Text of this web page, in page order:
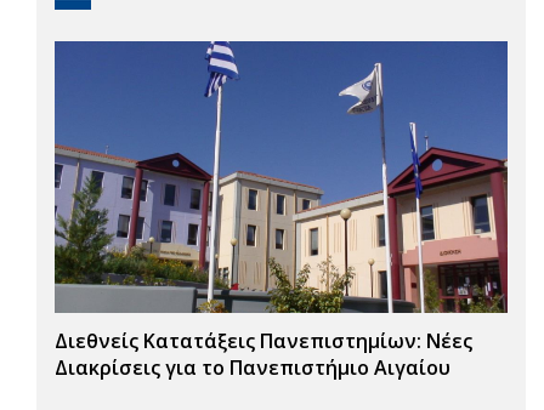
Διεθνείς Κατατάξεις Πανεπιστημίων: Νέες
Διακρίσεις για το Πανεπιστήμιο Αιγαίου